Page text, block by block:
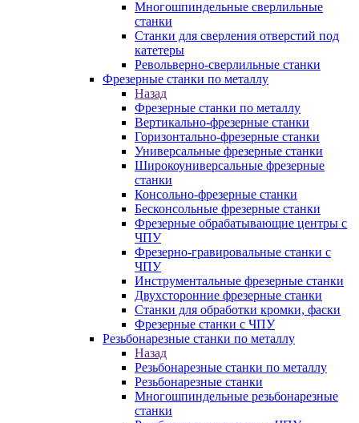
Многошпиндельные сверлильные
станки
Станки для сверления отверстий под
катетеры
Револьверно-сверлильные станки
Фрезерные станки по металлу
Назад
Фрезерные станки по металлу
Вертикально-фрезерные станки
Горизонтально-фрезерные станки
Универсальные фрезерные станки
Широкоуниверсальные фрезерные
станки
Консольно-фрезерные станки
Бесконсольные фрезерные станки
Фрезерные обрабатывающие центры с
ЧПУ
Фрезерно-гравировальные станки с
ЧПУ
Инструментальные фрезерные станки
Двухсторонние фрезерные станки
Станки для обработки кромки, фаски
Фрезерные станки с ЧПУ
Резьбонарезные станки по металлу
Назад
Резьбонарезные станки по металлу
Резьбонарезные станки
Многошпиндельные резьбонарезные
станки